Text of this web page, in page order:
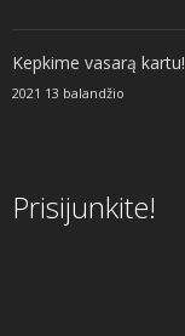
Kepkime vasarą kartu!
2021 13 balandžio
Prisijunkite!